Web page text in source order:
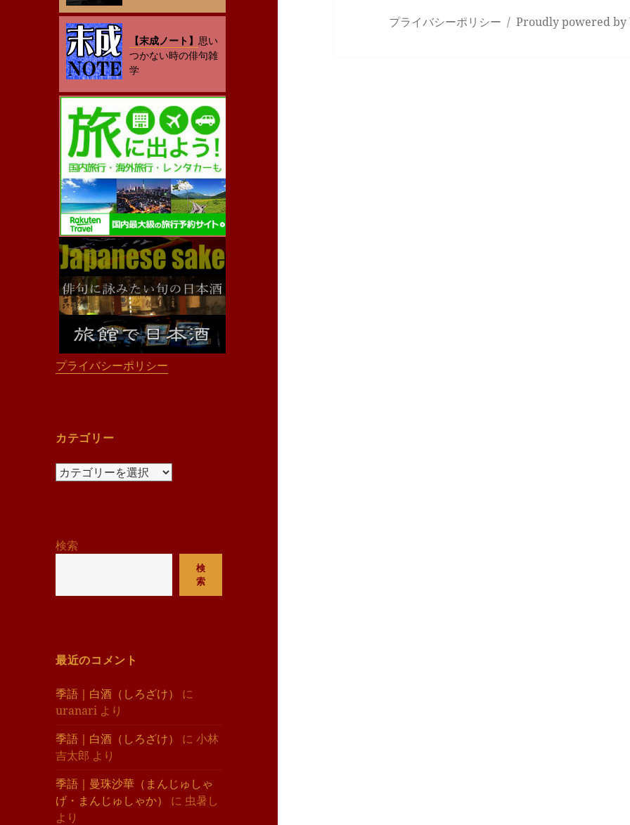
【末成ノート】 思い
つかない時の俳句雑
学
プライバシーポリシー
カテゴリー
カ
ー
検索
検
索
最近のコメント
季語｜白酒（しろざけ）
に
uranari より
季語｜白酒（しろざけ）
に小林
吉太郎 より
季語｜曼珠沙華（まんじゅしゃ
げ・まんじゅしゃか）
に 虫暑し
より
プライバシーポリシー Proudly powered by